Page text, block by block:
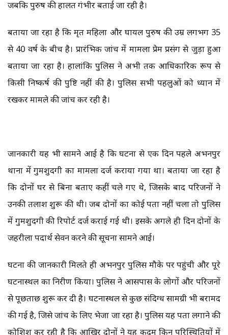
जबकि पुरुष की हालत गंभीर बताई जा रही है।
बताया जा रहा है कि मृत महिला और घायल पुरुष की उम्र लगभग 35
से 40 वर्ष के बीच है। प्रारंभिक जांच में मामला प्रेम प्रसंग से जुड़ा हुआ
बताया जा रहा है। हालांकि पुलिस ने अभी तक आधिकारिक रूप से
किसी निष्कर्ष की पुष्टि नहीं की है। पुलिस सभी पहलुओं को ध्यान में
रखकर मामले की जांच कर रही है।
जानकारी यह भी सामने आई है कि घटना से एक दिन पहले अभनपुर
थाना में गुमशुदगी का मामला दर्ज कराया गया था। बताया जा रहा है
कि दोनों घर से बिना बताए कहीं चले गए थे, जिसके बाद परिजनों ने
उनकी तलाश शुरू की थी। जब दोनों का कोई पता नहीं चला तो पुलिस
में गुमशुदगी की रिपोर्ट दर्ज कराई गई थी। इसके अगले ही दिन दोनों के
जहरीला पदार्थ सेवन करने की सूचना सामने आई।
घटना की जानकारी मिलते ही अभनपुर पुलिस मौके पर पहुंची और पूरे
घटनास्थल का निरीक्षण किया। पुलिस ने आसपास के लोगों और परिजनों
से पूछताछ शुरू कर दी है। घटनास्थल से कुछ संदिग्ध सामग्री भी बरामद
की गई है, जिसे जांच के लिए भेजा जा रहा है। पुलिस यह पता लगाने की
कोशिश कर रही है कि आखिर दोनों ने यह कदम किन परिस्थितियों में